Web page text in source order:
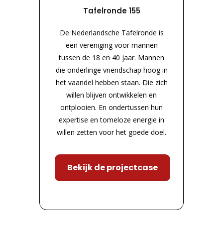
Tafelronde 155
De Nederlandsche Tafelronde is
een vereniging voor mannen
tussen de 18 en 40 jaar. Mannen
die onderlinge vriendschap hoog in
het vaandel hebben staan. Die zich
willen blijven ontwikkelen en
ontplooien. En ondertussen hun
expertise en tomeloze energie in
willen zetten voor het goede doel.
Bekijk de projectcase